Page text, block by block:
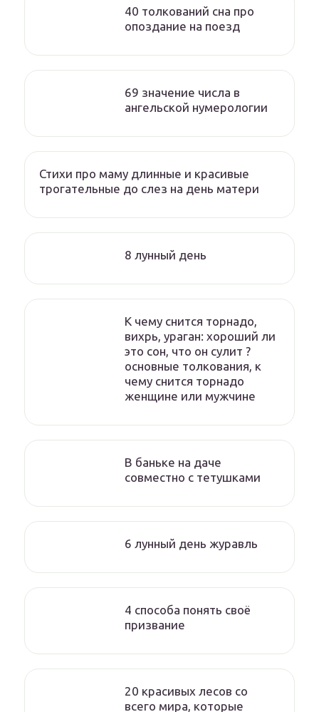
40 толкований сна про
опоздание на поезд
69 значение числа в
ангельской нумерологии
Стихи про маму длинные и красивые
трогательные до слез на день матери
8 лунный день
К чему снится торнадо,
вихрь, ураган: хороший ли
это сон, что он сулит ?
основные толкования, к
чему снится торнадо
женщине или мужчине
В баньке на даче
совместно с тетушками
6 лунный день журавль
4 способа понять своё
призвание
20 красивых лесов со
всего мира, которые